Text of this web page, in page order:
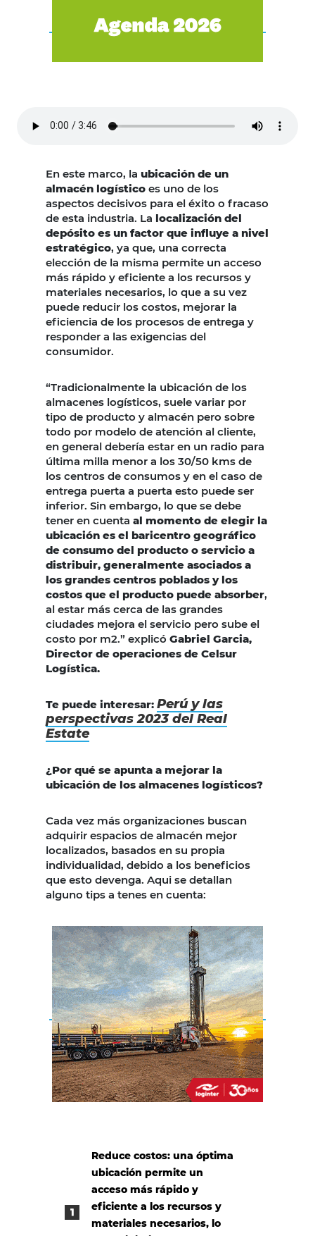
En este marco, la ubicación de un
almacén logístico es uno de los
aspectos decisivos para el éxito o fracaso
de esta industria. La localización del
depósito es un factor que influye a nivel
estratégico, ya que, una correcta
elección de la misma permite un acceso
más rápido y eficiente a los recursos y
materiales necesarios, lo que a su vez
puede reducir los costos, mejorar la
eficiencia de los procesos de entrega y
responder a las exigencias del
consumidor.
“Tradicionalmente la ubicación de los
almacenes logísticos, suele variar por
tipo de producto y almacén pero sobre
todo por modelo de atención al cliente,
en general debería estar en un radio para
última milla menor a los 30/50 kms de
los centros de consumos y en el caso de
entrega puerta a puerta esto puede ser
inferior. Sin embargo, lo que se debe
tener en cuenta al momento de elegir la
ubicación es el baricentro geográfico
de consumo del producto o servicio a
distribuir, generalmente asociados a
los grandes centros poblados y los
costos que el producto puede absorber,
al estar más cerca de las grandes
ciudades mejora el servicio pero sube el
costo por m2.” explicó Gabriel Garcia,
Director de operaciones de Celsur
Logística.
Te puede interesar: Perú y las
perspectivas 2023 del Real
Estate
¿Por qué se apunta a mejorar la
ubicación de los almacenes logísticos?
Cada vez más organizaciones buscan
adquirir espacios de almacén mejor
localizados, basados en su propia
individualidad, debido a los beneficios
que esto devenga. Aqui se detallan
alguno tips a tenes en cuenta:
Reduce costos: una óptima
ubicación permite un
acceso más rápido y
eficiente a los recursos y
materiales necesarios, lo